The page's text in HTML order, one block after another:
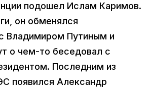
подошел Ислам Каримов.
он обменялся
Владимиром Путиным и
о чем-то беседовал с
Последним из
появился Александр